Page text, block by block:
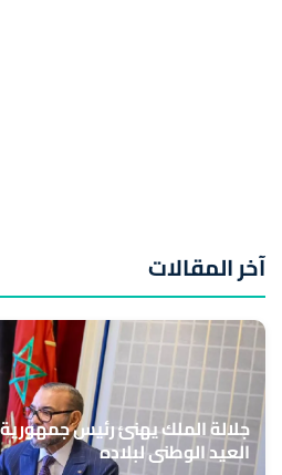
آخر المقالات
جلالة الملك يهنئ رئيس
العيد الوطني لبلاده